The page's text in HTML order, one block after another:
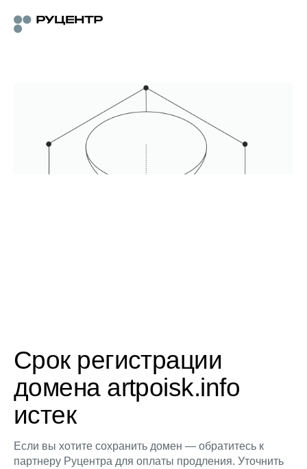
Срок регистрации
домена artpoisk.info
истек
Если вы хотите сохранить домен — обратитесь к
партнеру Руцентра для оплаты продления. Уточнить